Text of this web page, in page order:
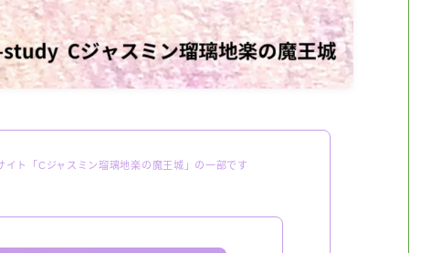
ト「Cジャスミン瑠璃地楽の魔王城」の一部です